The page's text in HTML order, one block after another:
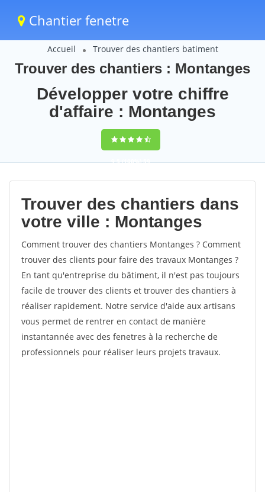
Chantier fenetre
Accueil Trouver des chantiers batiment
Trouver des chantiers : Montanges
Développer votre chiffre
d'affaire : Montanges
9,5(100%)59
votes
Trouver des chantiers dans
votre ville : Montanges
Comment trouver des chantiers Montanges ? Comment
trouver des clients pour faire des travaux Montanges ?
En tant qu'entreprise du bâtiment, il n'est pas toujours
facile de trouver des clients et trouver des chantiers à
réaliser rapidement. Notre service d'aide aux artisans
vous permet de rentrer en contact de manière
instantannée avec des fenetres à la recherche de
professionnels pour réaliser leurs projets travaux.